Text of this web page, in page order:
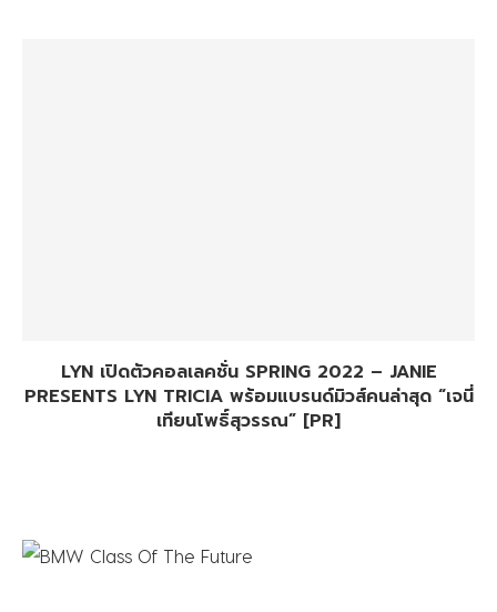
LYN เปิดตัวคอลเลคชั่น SPRING 2022 – JANIE
PRESENTS LYN TRICIA พร้อมแบรนด์มิวส์คนล่าสุด “เจนี่
เทียนโพธิ์สุวรรณ” [PR]